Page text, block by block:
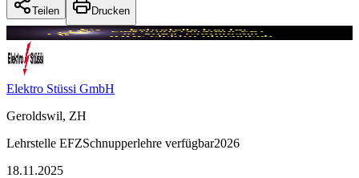
Teilen Drucken
Elektro Stüssi GmbH
Geroldswil, ZH
Lehrstelle EFZSchnupperlehre verfügbar2026
18.11.2025